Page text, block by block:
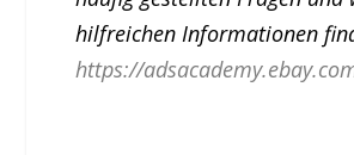
hilfreichen Informationen
https://